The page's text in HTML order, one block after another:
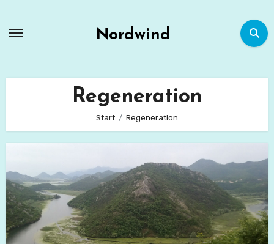
Nordwind
Regeneration
Start Regeneration